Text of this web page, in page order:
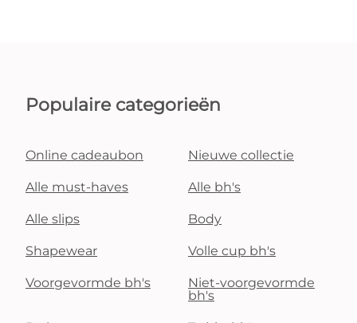
Populaire categorieën
Online cadeaubon Nieuwe collectie
Alle must-haves Alle bh's
Alle slips Body
Shapewear Volle cup bh's
Voorgevormde bh's
Niet-voorgevormde
bh's